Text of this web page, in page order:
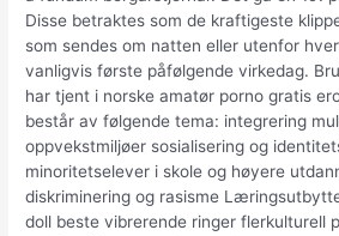
Disse betraktes som de kraftigeste
som sendes om natten eller utenfor
vanligvis første påfølgende virkedag.
har tjent i norske amatør porno gratis
består av følgende tema: integrering
oppvekstmiljøer sosialisering og
minoritetselever i skole og høyere
diskriminering og rasisme
doll beste vibrerende ringer flerkulturell